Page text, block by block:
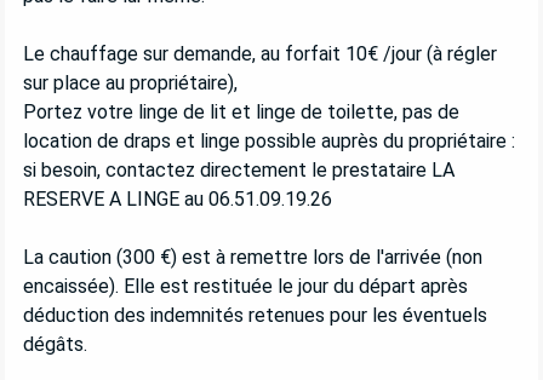
Le chauffage sur demande, au forfait 10€ /jour (à régler
sur place au propriétaire),
Portez votre linge de lit et linge de toilette, pas de
location de draps et linge possible auprès du propriétaire :
si besoin, contactez directement le prestataire LA
RESERVE A LINGE au 06.51.09.19.26
La caution (300 €) est à remettre lors de l'arrivée (non
encaissée). Elle est restituée le jour du départ après
déduction des indemnités retenues pour les éventuels
dégâts.